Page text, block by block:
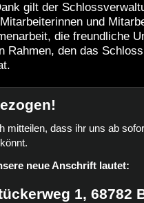
gilt der
und
die freundliche
Rahmen, den das
mitteilen, dass ihr uns ab
neue Anschrift lautet:
1, 68782